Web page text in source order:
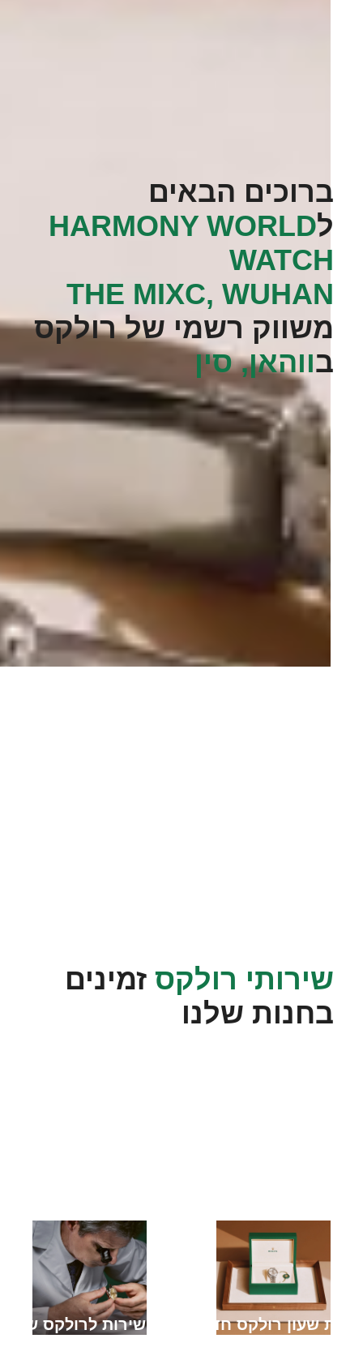
ברוכים הבאים
ל‭HARMONY WORLD
WATCH
THE MIXC, WUHAN‬
משווק רשמי של רולקס
בווהאן, סין
שירותי רולקסזמינים
בחנות שלנו
קניית שעון רולקס חדש מתן שירות לרולקס שלך